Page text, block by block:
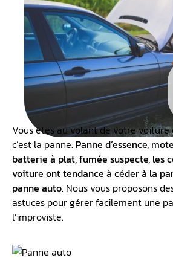
Vous êtes au volant de votre voiture
c’est la panne. Panne d’essence,
batterie à plat, fumée suspecte, les
voiture ont tendance à céder à la
panne auto. Nous vous proposons
astuces pour gérer facilement une
l’improviste.